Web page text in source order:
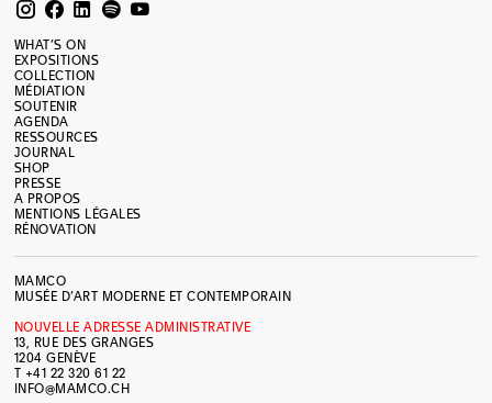
WHAT’S ON
EXPOSITIONS
COLLECTION
MÉDIATION
SOUTENIR
AGENDA
RESSOURCES
JOURNAL
SHOP
PRESSE
A PROPOS
MENTIONS LÉGALES
RÉNOVATION
MAMCO
MUSÉE D’ART MODERNE ET CONTEMPORAIN
NOUVELLE ADRESSE ADMINISTRATIVE
13, RUE DES GRANGES
1204 GENÈVE
T +41 22 320 61 22
INFO@MAMCO.CH